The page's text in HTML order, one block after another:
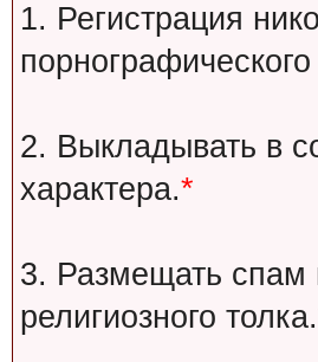
1. Регистрация
2. Выкладывать в
характера.*
3. Размещать спам
религиозного толка.